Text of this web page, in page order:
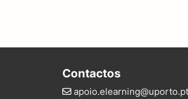
Contactos
apoio.elearning@uporto.pt